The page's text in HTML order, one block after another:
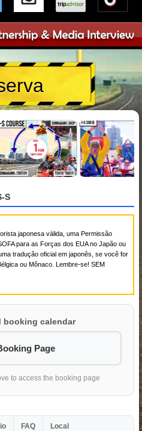
S
japonesa válida, uma Permissão
para as Forças dos EUA no Japão ou
tradução oficial em japonês, se você for
ou Mônaco. Lembre-se! SEM
booking calendar
Page
to access the booking page
FAQ Local